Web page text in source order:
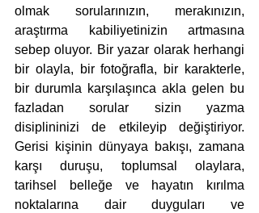
olmak sorularınızın, merakınızın,
araştırma kabiliyetinizin artmasına
sebep oluyor. Bir yazar olarak herhangi
bir olayla, bir fotoğrafla, bir karakterle,
bir durumla karşılaşınca akla gelen bu
fazladan sorular sizin yazma
disiplininizi de etkileyip değiştiriyor.
Gerisi kişinin dünyaya bakışı, zamana
karşı duruşu, toplumsal olaylara,
tarihsel belleğe ve hayatın kırılma
noktalarına dair duyguları ve